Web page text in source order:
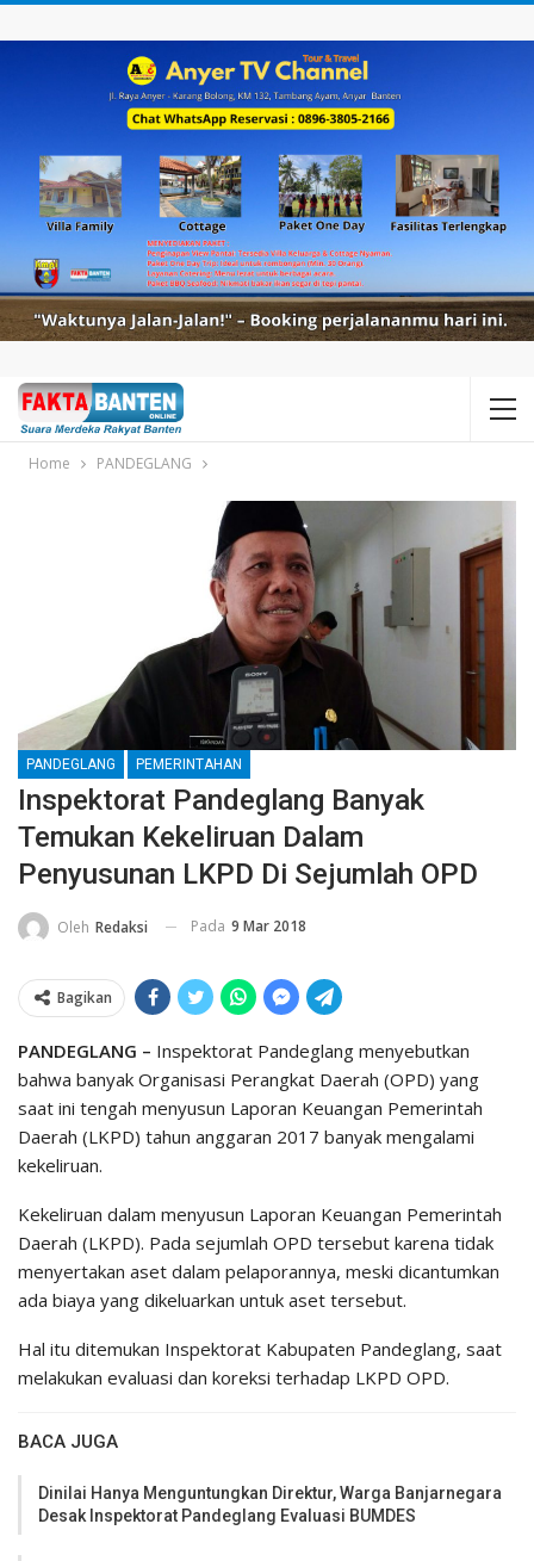
Home PANDEGLANG
PANDEGLANG PEMERINTAHAN
Inspektorat Pandeglang Banyak
Temukan Kekeliruan Dalam
Penyusunan LKPD Di Sejumlah OPD
Oleh Redaksi Pada 9 Mar 2018
Bagikan
PANDEGLANG – Inspektorat Pandeglang menyebutkan
bahwa banyak Organisasi Perangkat Daerah (OPD) yang
saat ini tengah menyusun Laporan Keuangan Pemerintah
Daerah (LKPD) tahun anggaran 2017 banyak mengalami
kekeliruan.
Kekeliruan dalam menyusun Laporan Keuangan Pemerintah
Daerah (LKPD). Pada sejumlah OPD tersebut karena tidak
menyertakan aset dalam pelaporannya, meski dicantumkan
ada biaya yang dikeluarkan untuk aset tersebut.
Hal itu ditemukan Inspektorat Kabupaten Pandeglang, saat
melakukan evaluasi dan koreksi terhadap LKPD OPD.
BACA JUGA
Dinilai Hanya Menguntungkan Direktur, Warga Banjarnegara
Desak Inspektorat Pandeglang Evaluasi BUMDES